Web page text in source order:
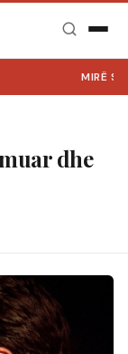
MIRË SE
dhe